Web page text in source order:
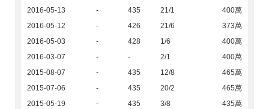
2016-05-13
- 435 21/1
400萬
2016-05-12
- 426 21/6
373萬
2016-05-03
- 428 1/6
400萬
2016-03-07
- - 2/1
400萬
2015-08-07
- 435 12/8
465萬
2015-07-06
- 435 20/2
465萬
2015-05-19
- 435 3/8
435萬